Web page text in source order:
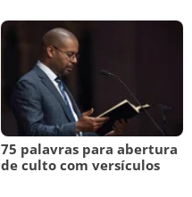
75 palavras para abertura
de culto com versículos